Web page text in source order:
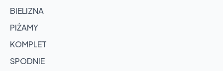
BIELIZNA
PIŻAMY
KOMPLET
SPODNIE